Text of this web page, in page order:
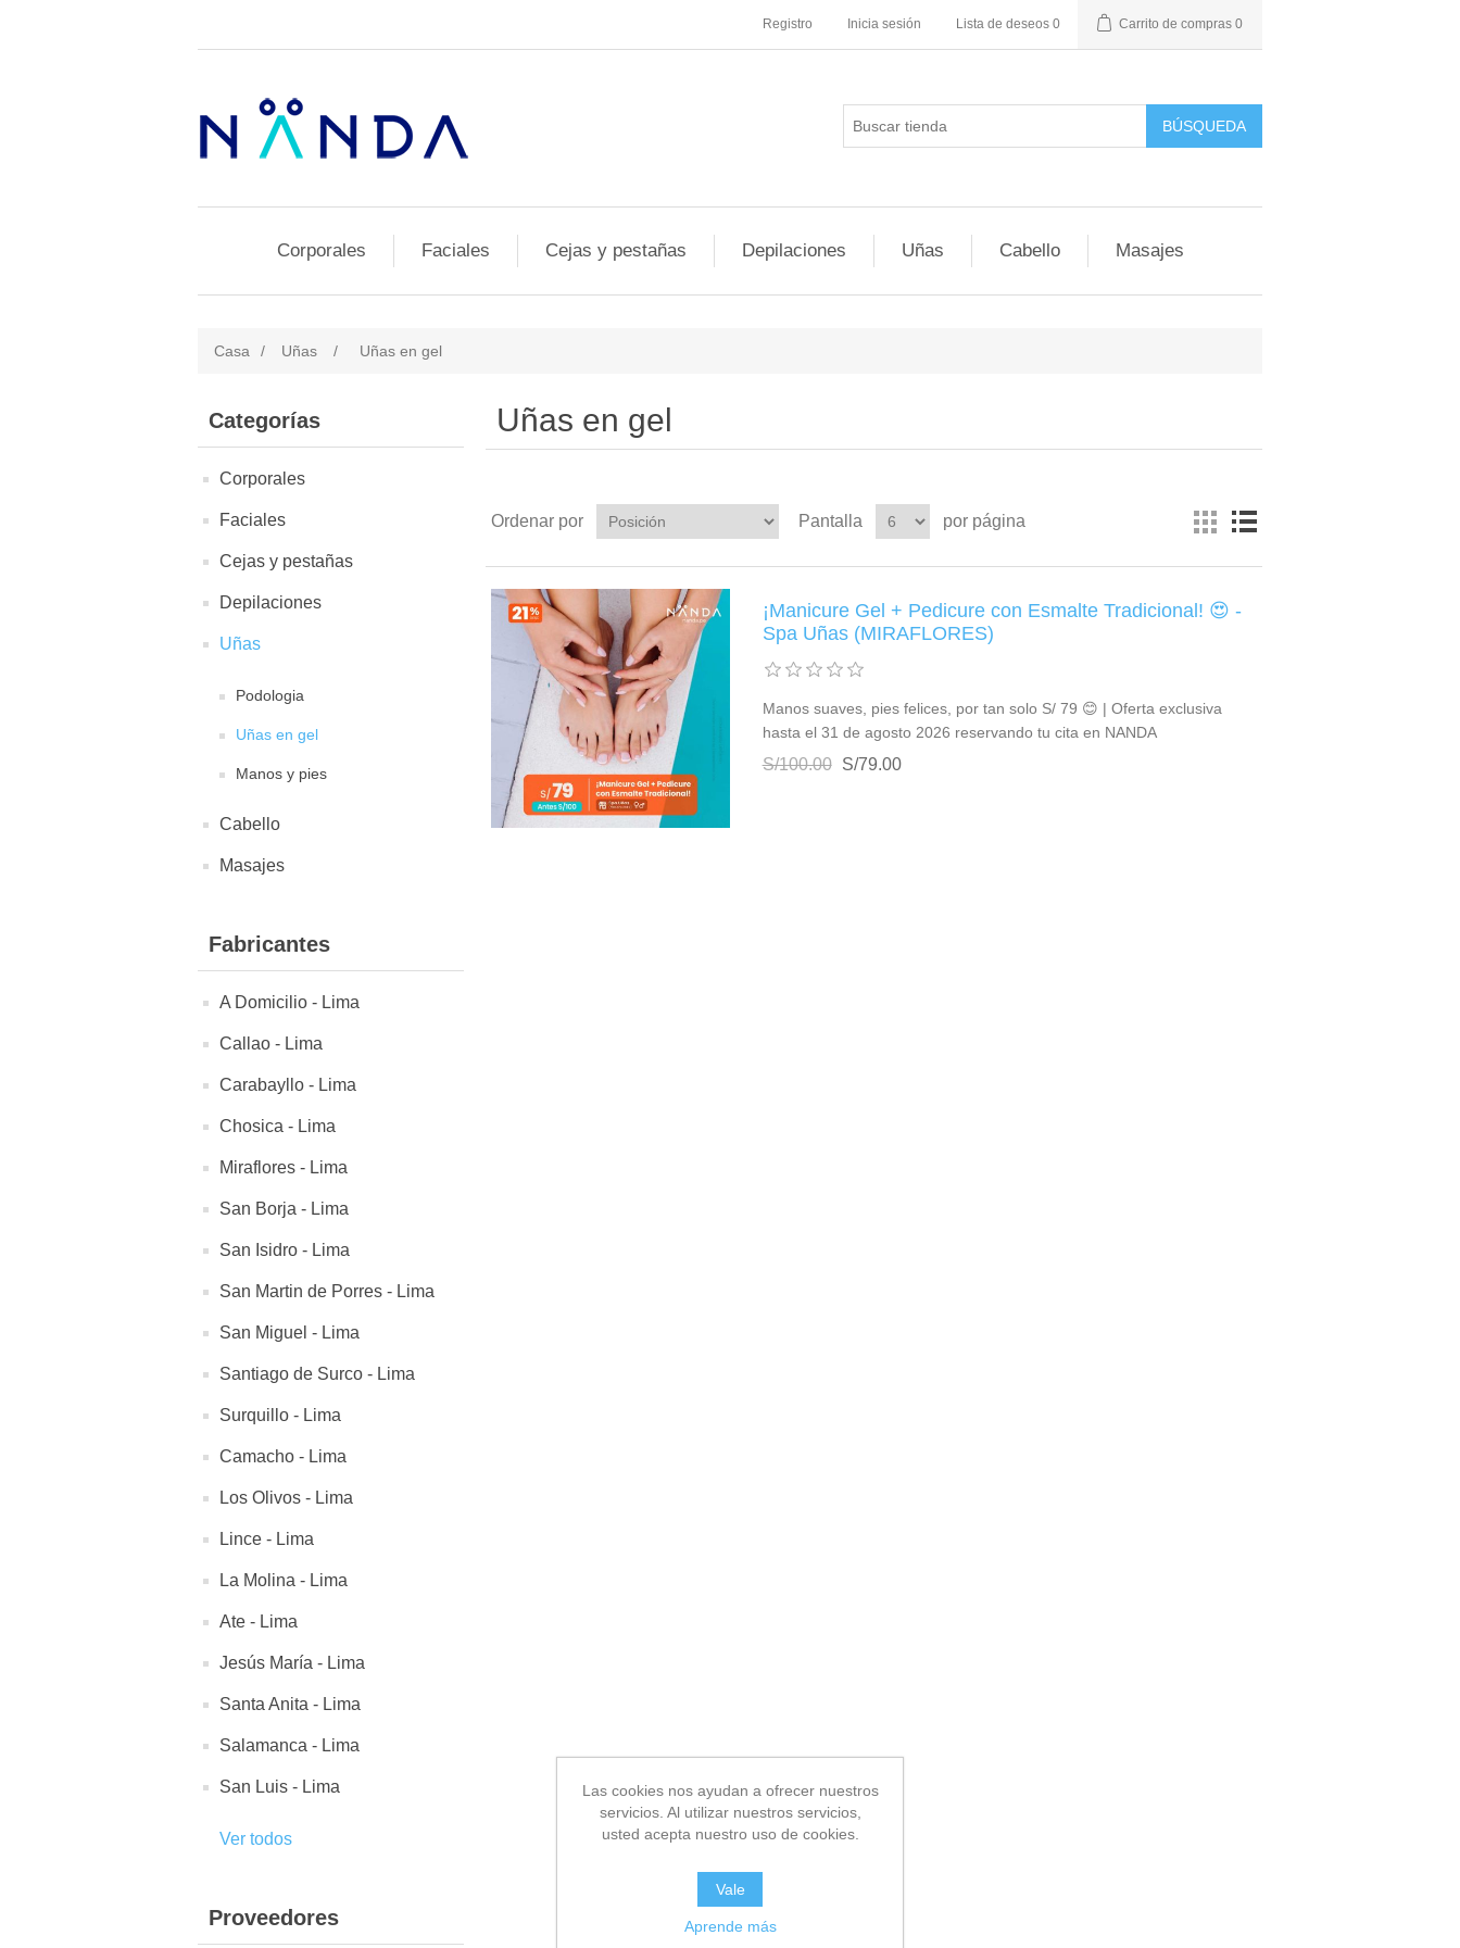
Registro Inicia sesión Lista de deseos 0 Carrito de compras 0
BÚSQUEDA
Corporales Faciales Cejas y pestañas Depilaciones Uñas Cabello Masajes
Casa / Uñas / Uñas en gel
Categorías
Corporales
Faciales
Cejas y pestañas
Depilaciones
Uñas
Podologia
Uñas en gel
Manos y pies
Cabello
Masajes
Fabricantes
A Domicilio - Lima
Callao - Lima
Carabayllo - Lima
Chosica - Lima
Miraflores - Lima
San Borja - Lima
San Isidro - Lima
San Martin de Porres - Lima
San Miguel - Lima
Santiago de Surco - Lima
Surquillo - Lima
Camacho - Lima
Los Olivos - Lima
Lince - Lima
La Molina - Lima
Ate - Lima
Jesús María - Lima
Santa Anita - Lima
Salamanca - Lima
San Luis - Lima
Ver todos
Proveedores
Uñas en gel
Ordenar por Pantalla por página
¡Manicure Gel + Pedicure con Esmalte Tradicional! 😍 -
Spa Uñas (MIRAFLORES)
Manos suaves, pies felices, por tan solo S/ 79 😊 | Oferta exclusiva
hasta el 31 de agosto 2026 reservando tu cita en NANDA
S/100.00 S/79.00
Las cookies nos ayudan a ofrecer nuestros
servicios. Al utilizar nuestros servicios,
usted acepta nuestro uso de cookies.
Vale
Aprende más